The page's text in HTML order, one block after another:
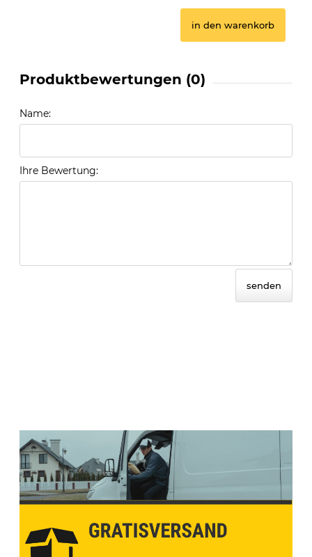
in den warenkorb
Produktbewertungen (0)
Name:
Ihre Bewertung:
senden